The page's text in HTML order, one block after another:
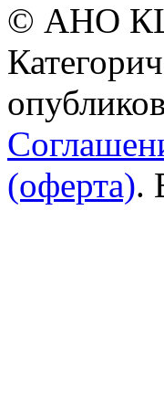
© АНО
(оферта).